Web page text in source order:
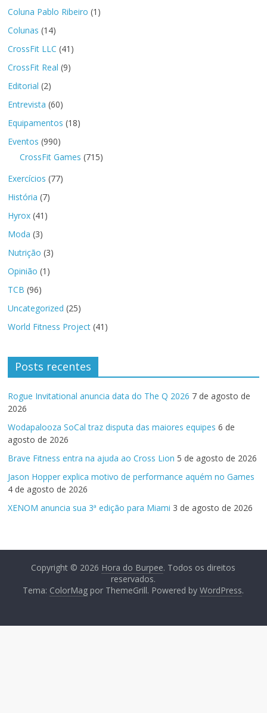
Coluna Pablo Ribeiro (1)
Colunas (14)
CrossFit LLC (41)
CrossFit Real (9)
Editorial (2)
Entrevista (60)
Equipamentos (18)
Eventos (990)
CrossFit Games (715)
Exercícios (77)
História (7)
Hyrox (41)
Moda (3)
Nutrição (3)
Opinião (1)
TCB (96)
Uncategorized (25)
World Fitness Project (41)
Posts recentes
Rogue Invitational anuncia data do The Q 2026 7 de agosto de
2026
Wodapalooza SoCal traz disputa das maiores equipes 6 de
agosto de 2026
Brave Fitness entra na ajuda ao Cross Lion 5 de agosto de 2026
Jason Hopper explica motivo de performance aquém no Games
4 de agosto de 2026
XENOM anuncia sua 3ª edição para Miami 3 de agosto de 2026
Copyright © 2026 Hora do Burpee. Todos os direitos
reservados.
Tema: ColorMag por ThemeGrill. Powered byWordPress.